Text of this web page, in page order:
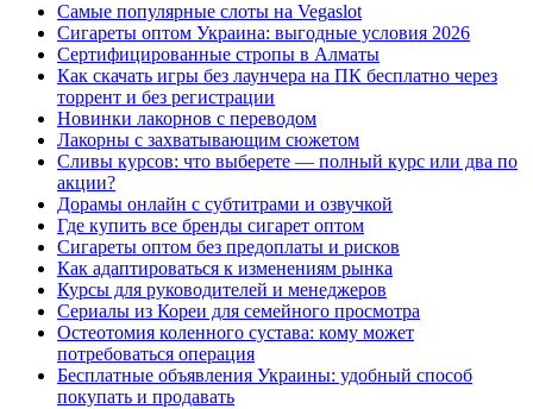
Самые популярные слоты на Vegaslot
Сигареты оптом Украина: выгодные условия 2026
Сертифицированные стропы в Алматы
Как скачать игры без лаунчера на ПК бесплатно через
торрент и без регистрации
Новинки лакорнов с переводом
Лакорны с захватывающим сюжетом
Сливы курсов: что выберете — полный курс или два по
акции?
Дорамы онлайн с субтитрами и озвучкой
Где купить все бренды сигарет оптом
Сигареты оптом без предоплаты и рисков
Как адаптироваться к изменениям рынка
Курсы для руководителей и менеджеров
Сериалы из Кореи для семейного просмотра
Остеотомия коленного сустава: кому может
потребоваться операция
Бесплатные объявления Украины: удобный способ
покупать и продавать